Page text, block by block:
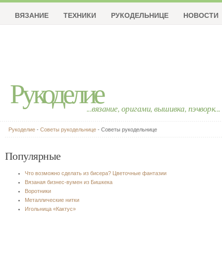
Рукоделие...вязание, оригами, вышивка, пэчворк...
ВЯЗАНИЕ ТЕХНИКИ РУКОДЕЛЬНИЦЕ НОВОСТИ
Рукоделие - Советы рукодельнице - Советы рукодельнице
Популярные
Что возможно сделать из бисера? Цветочные фантазии
Вязаная бизнес-вумен из Бишкека
Воротники
Металлические нитки
Игольница «Кактус»